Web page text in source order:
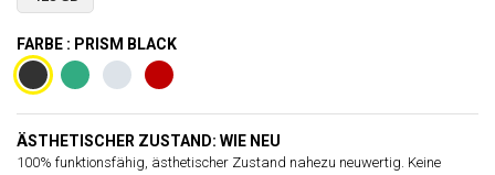
FARBE : PRISM BLACK
ÄSTHETISCHER ZUSTAND: WIE NEU
100% funktionsfähig, ästhetischer Zustand nahezu neuwertig. Keine